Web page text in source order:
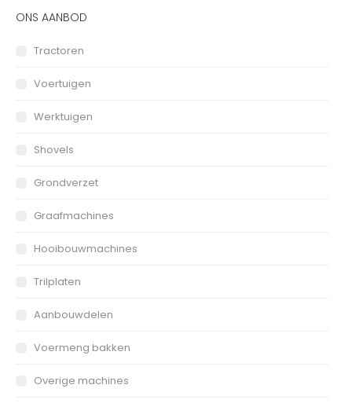
ONS AANBOD
Tractoren
Voertuigen
Werktuigen
Shovels
Grondverzet
Graafmachines
Hooibouwmachines
Trilplaten
Aanbouwdelen
Voermeng bakken
Overige machines